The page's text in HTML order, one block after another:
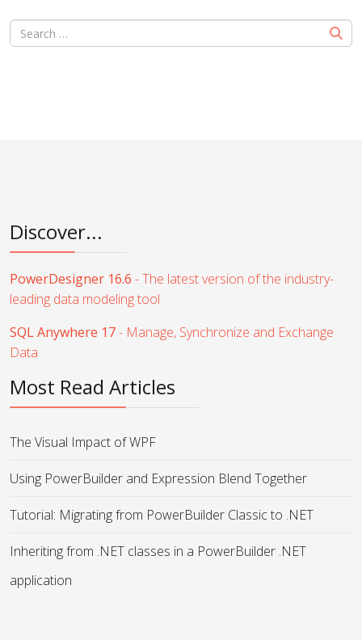
Discover...
PowerDesigner 16.6 - The latest version of the industry-
leading data modeling tool
SQL Anywhere 17- Manage, Synchronize and Exchange
Data
Most Read Articles
The Visual Impact of WPF
Using PowerBuilder and Expression Blend Together
Tutorial: Migrating from PowerBuilder Classic to .NET
Inheriting from .NET classes in a PowerBuilder .NET
application